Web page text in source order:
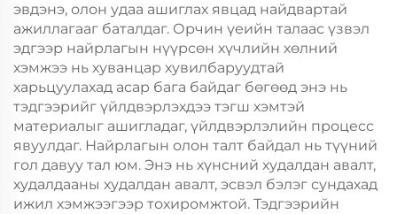
эвдэнэ, олон удаа ашиглах явцад найдвартай
ажиллагааг баталдаг. Орчин үеийн талаас үзвэл
эдгээр найрлагын нүүрсөн хүчлийн хөлний
хэмжээ нь хуванцар хувилбаруудтай
харьцуулахад асар бага байдаг бөгөөд энэ нь
тэдгээрийг үйлдвэрлэхдээ тэгш хэмтэй
материалыг ашигладаг, үйлдвэрлэлийн процесс
явуулдаг. Найрлагын олон талт байдал нь түүний
гол давуу тал юм. Энэ нь хүнсний худалдан авалт,
худалдааны худалдан авалт, эсвэл бэлэг сундахад
ижил хэмжээгээр тохиромжтой. Тэдгээрийн